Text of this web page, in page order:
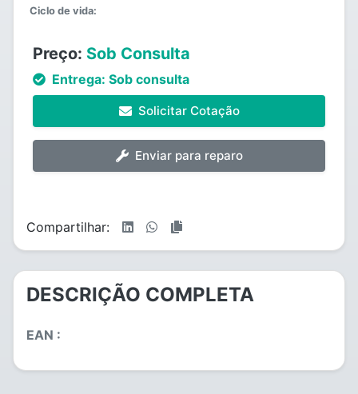
Ciclo de vida:
Preço: Sob Consulta
Entrega: Sob consulta
Solicitar Cotação
Enviar para reparo
Compartilhar:
DESCRIÇÃO COMPLETA
EAN :